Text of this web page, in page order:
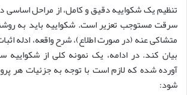
تنظیم یک شکواییه دقیق و کامل، از مراحل اساسی
سرقت مستوجب تعزیر است. شکواییه باید به
متشاکی عنه (در صورت اطلاع)، شرح واقعه، ادله
بیان کند. در ادامه، یک نمونه کلی از
آورده شده که لازم است با توجه به جزئیات هر
شود: